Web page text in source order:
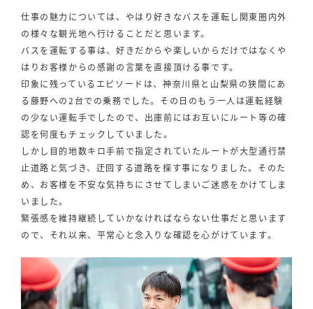
仕事の魅力については、やはり好きなバスを運転し関東圏内外
の様々な観光地へ行けることだと思います。
バスを運転する事は、好きだからや楽しいからだけではなくや
はりお客様からの感謝の言葉を直接頂ける事です。
印象に残っているエピソードは、神奈川県と山梨県の狭間にあ
る藤野への2台での乗務でした。その日のもう一人は運転経験
の少ない運転手でしたので、出庫前にはお互いにルート等の確
認を何度もチェックしていました。
しかし目的地数キロ手前で指定されていたルートが大型通行禁
止道路と気づき、迂回する道路を探す事になりました。そのた
め、お客様を不安な気持ちにさせてしまいご迷惑をかけてしま
いました。
緊張感を維持継続していかなければならない仕事だと思います
ので、それ以来、平常心と念入りな確認を心がけています。